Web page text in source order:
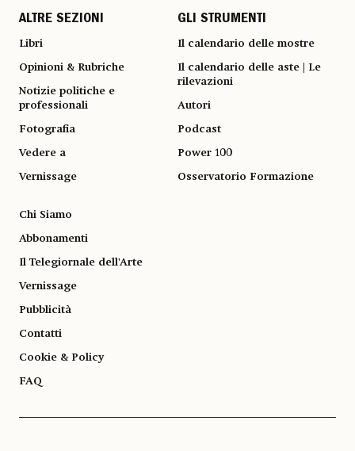
ALTRE SEZIONI
Libri
Opinioni & Rubriche
Notizie politiche e
professionali
Fotografia
Vedere a
Vernissage
GLI STRUMENTI
Il calendario delle mostre
Il calendario delle aste | Le
rilevazioni
Autori
Podcast
Power 100
Osservatorio Formazione
Chi Siamo
Abbonamenti
Il Telegiornale dell'Arte
Vernissage
Pubblicità
Contatti
Cookie & Policy
FAQ